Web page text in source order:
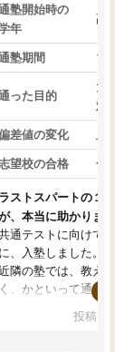
塾開始時の
年
高3
塾期間 1～3
った目的
大学
対策
差値の変化
望校の合格 合格
ラストスパートの１か月
、本当に助かりました
通テストに向けての追
に、入塾しました。田舎
隣の塾では、教えても
く、かといって通うには
可能なので本当に助か
投稿日：